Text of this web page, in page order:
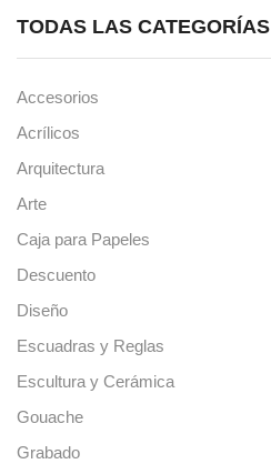
TODAS LAS CATEGORÍAS
Accesorios
Acrílicos
Arquitectura
Arte
Caja para Papeles
Descuento
Diseño
Escuadras y Reglas
Escultura y Cerámica
Gouache
Grabado